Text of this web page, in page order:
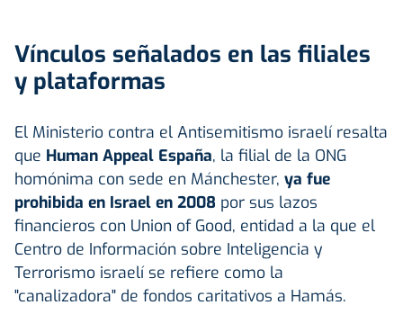
Vínculos señalados en las filiales
y plataformas
El Ministerio contra el Antisemitismo israelí resalta
que Human Appeal España, la filial de la ONG
homónima con sede en Mánchester, ya fue
prohibida en Israel en 2008 por sus lazos
financieros con Union of Good, entidad a la que el
Centro de Información sobre Inteligencia y
Terrorismo israelí se refiere como la
"canalizadora" de fondos caritativos a Hamás.